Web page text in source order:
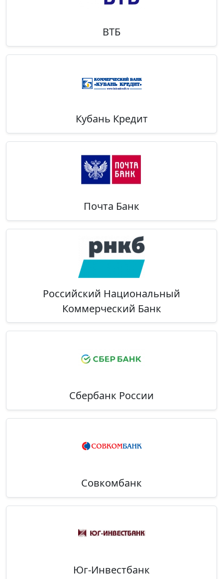
ВТБ
Кубань Кредит
Почта Банк
Российский Национальный
Коммерческий Банк
Сбербанк России
Совкомбанк
Юг-Инвестбанк